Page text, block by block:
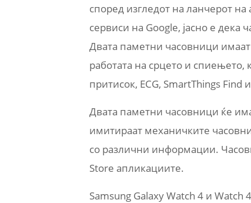
според изгледот на ланчерот
сервиси на Google, јасно е дека
Двата паметни часовници
работата на срцето и
притисок, ECG, SmartThings Find
Двата паметни часовници ќе
имитираат механичките
со различни информации.
Store апликациите.
Samsung Galaxy Watch 4 и Watch